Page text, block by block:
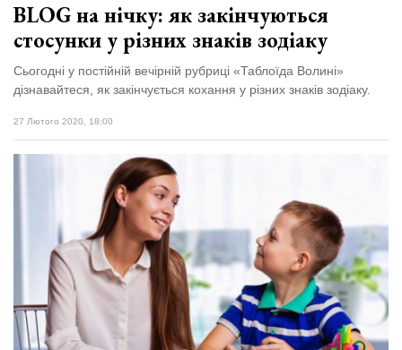
BLOG на нічку: як закінчуються
стосунки у різних знаків зодіаку
Сьогодні у постійній вечірній рубриці «Таблоїда Волині»
дізнавайтеся, як закінчується кохання у різних знаків зодіаку.
27 Лютого 2020, 18:00